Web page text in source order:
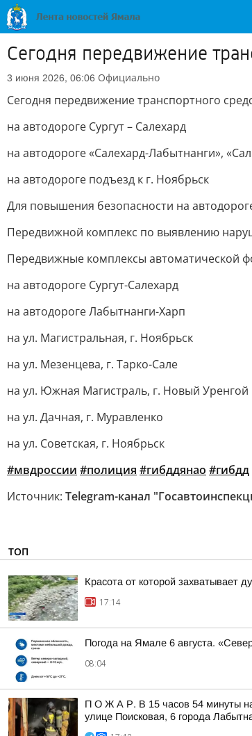
Сегодня передвижение
3 июня 2026, 06:06 Официально
Сегодня передвижение транспортного
на автодороге Сургут – Салехард
на автодороге «Салехард-Лабытнанги»,
на автодороге подъезд к г. Ноябрьск
Для повышения безопасности на
Передвижной комплекс по выявлению
Передвижные комплексы автоматической
на автодороге Сургут-Салехард
на автодороге Лабытнанги-Харп
на ул. Магистральная, г. Ноябрьск
на ул. Мезенцева, г. Тарко-Сале
на ул. Южная Магистраль, г. Новый Уренгой
на ул. Дачная, г. Муравленко
на ул. Советская, г. Ноябрьск
#мвдроссии #полиция #гибддянао #гибдд
Источник: Telegram-канал
ТОП
Красота от которой захватывает
17:14
Погода на Ямале 6 августа.
08:04
П О Ж А Р. В 15 часов 54 минуты на
улице Поисковая, 6 города